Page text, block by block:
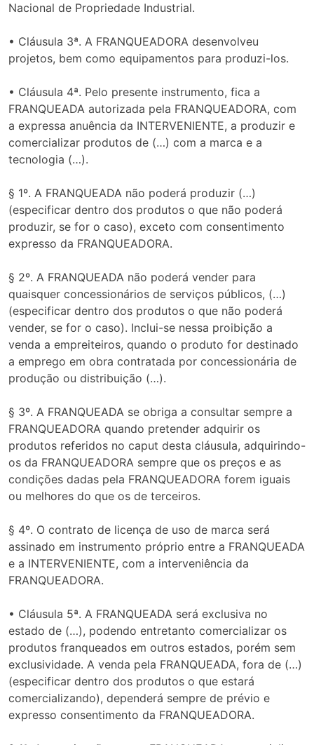
Nacional de Propriedade Industrial.
• Cláusula 3ª. A FRANQUEADORA desenvolveu
projetos, bem como equipamentos para produzi-los.
• Cláusula 4ª. Pelo presente instrumento, fica a
FRANQUEADA autorizada pela FRANQUEADORA, com
a expressa anuência da INTERVENIENTE, a produzir e
comercializar produtos de (…) com a marca e a
tecnologia (…).
§ 1º. A FRANQUEADA não poderá produzir (…)
(especificar dentro dos produtos o que não poderá
produzir, se for o caso), exceto com consentimento
expresso da FRANQUEADORA.
§ 2º. A FRANQUEADA não poderá vender para
quaisquer concessionários de serviços públicos, (…)
(especificar dentro dos produtos o que não poderá
vender, se for o caso). Inclui-se nessa proibição a
venda a empreiteiros, quando o produto for destinado
a emprego em obra contratada por concessionária de
produção ou distribuição (…).
§ 3º. A FRANQUEADA se obriga a consultar sempre a
FRANQUEADORA quando pretender adquirir os
produtos referidos no caput desta cláusula, adquirindo-
os da FRANQUEADORA sempre que os preços e as
condições dadas pela FRANQUEADORA forem iguais
ou melhores do que os de terceiros.
§ 4º. O contrato de licença de uso de marca será
assinado em instrumento próprio entre a FRANQUEADA
e a INTERVENIENTE, com a interveniência da
FRANQUEADORA.
• Cláusula 5ª. A FRANQUEADA será exclusiva no
estado de (…), podendo entretanto comercializar os
produtos franqueados em outros estados, porém sem
exclusividade. A venda pela FRANQUEADA, fora de (…)
(especificar dentro dos produtos o que estará
comercializando), dependerá sempre de prévio e
expresso consentimento da FRANQUEADORA.